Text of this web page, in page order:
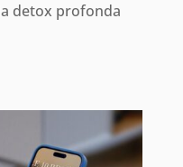
detox profonda